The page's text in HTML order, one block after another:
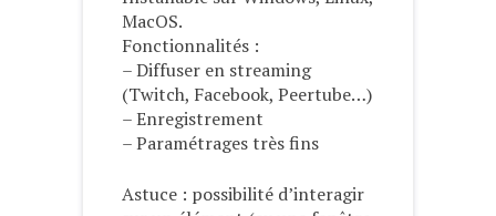
MacOS.
Fonctionnalités :
– Diffuser en streaming
(Twitch, Facebook, Peertube…)
– Enregistrement
– Paramétrages très fins
Astuce : possibilité d’interagir